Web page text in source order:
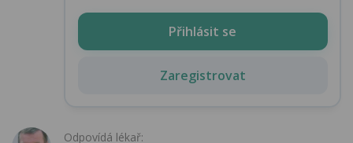
Přihlásit se
Zaregistrovat
Odpovídá lékař: